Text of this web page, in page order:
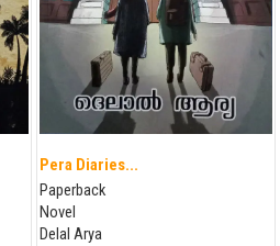
Pera Diaries...
Paperback
Novel
Delal Arya